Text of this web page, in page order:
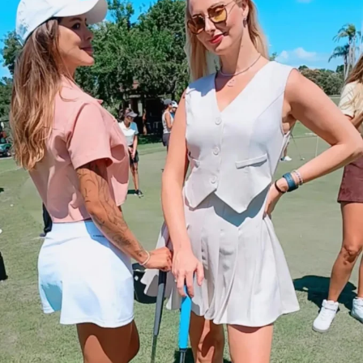
Cenário
A escolha da Região Sul do Brasil para o evento não é
casual: o Paraná é um dos principais polos do
agronegócio nacional, com forte produção de grãos e
proteína animal, e concentra empresas, cooperativas e
instituições financeiras que demandam cada vez mais
profissionais com esse duplo repertório. O Sul
concentra atualmente 6.683 assessores de investimento
certificados pela ANCORD. É o segundo maior mercado
do país, representando 24,6% do total de profissionais.
Desde 2020, a região experimentou um crescimento de
145% na quantidade de assessores.
Pensando nesse mercado, foi lançada em julho de 2024
pela ANCORD, em parceria com a Agrinvest, a